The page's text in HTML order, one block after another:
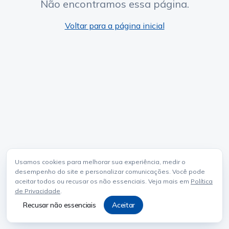
Usamos cookies para melhorar sua experiência, medir o
desempenho do site e personalizar comunicações. Você pode
aceitar todos ou recusar os não essenciais. Veja mais em Política
de Privacidade.
Recusar não essenciais Aceitar
Não encontramos essa página.
Voltar para a página inicial